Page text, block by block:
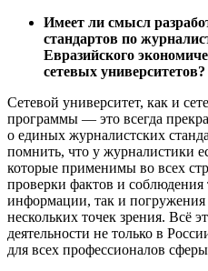
Имеет ли смысл
стандартов по
Евразийского
сетевых университетов?
Сетевой университет, как и
программы — это всегда
о единых журналистских
помнить, что у журналистики
которые применимы во всех
проверки фактов и соблюдения
информации, так и погружения
нескольких точек зрения. Всё
деятельности не только в
для всех профессионалов